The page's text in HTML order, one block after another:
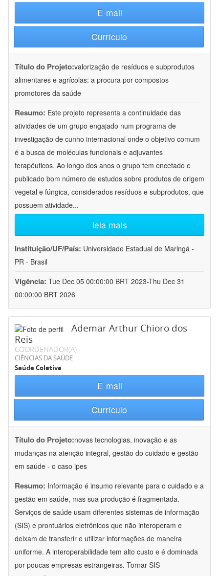
E-mail
Currículo
Título do Projeto:valorização de resíduos e subprodutos
alimentares e agrícolas: a procura por compostos
promotores da saúde
Resumo: Este projeto representa a continuidade das
atividades de um grupo engajado num programa de
investigação de cunho internacional onde o objetivo comum
é a busca de moléculas funcionais e adjuvantes
terapêuticos. Ao longo dos anos o grupo tem encetado e
publicado bom número de estudos sobre produtos de origem
vegetal e fúngica, considerados resíduos e subprodutos, que
possuem atividade...
leia mais
Instituição/UF/País: Universidade Estadual de Maringá -
PR - Brasil
Vigência: Tue Dec 05 00:00:00 BRT 2023-Thu Dec 31
00:00:00 BRT 2026
Ademar Arthur Chioro dos
Reis
COORDENADOR(A)
CIÊNCIAS DA SAÚDE
Saúde Coletiva
E-mail
Currículo
Título do Projeto:novas tecnologias, inovação e as
mudanças na atenção integral, gestão do cuidado e gestão
em saúde - o caso ipes
Resumo: Informação é insumo relevante para o cuidado e a
gestão em saúde, mas sua produção é fragmentada.
Serviços de saúde usam diferentes sistemas de informação
(SIS) e prontuários eletrônicos que não interoperam e
deixam de transferir e utilizar informações de maneira
uniforme. A interoperabilidade tem alto custo e é dominada
por poucas empresas estrangeiras. Tornar SIS